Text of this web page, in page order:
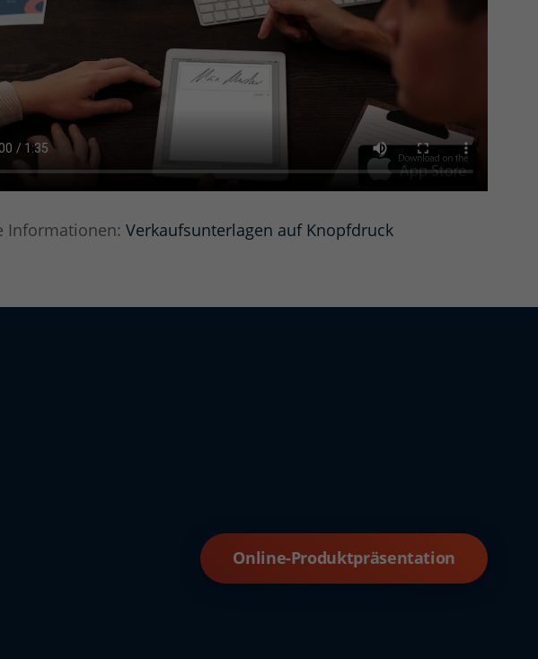
Informationen: Verkaufsunterlagen auf Knopfdruck
Online-Produktpräsentation